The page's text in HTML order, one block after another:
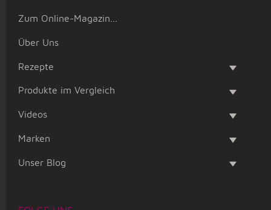
Zum Online-Magazin...
Über Uns
Rezepte
Produkte im Vergleich
Videos
Marken
Unser Blog